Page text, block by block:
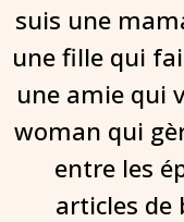
suis une
une fille qui
une amie qui
woman qui
entre les
articles de